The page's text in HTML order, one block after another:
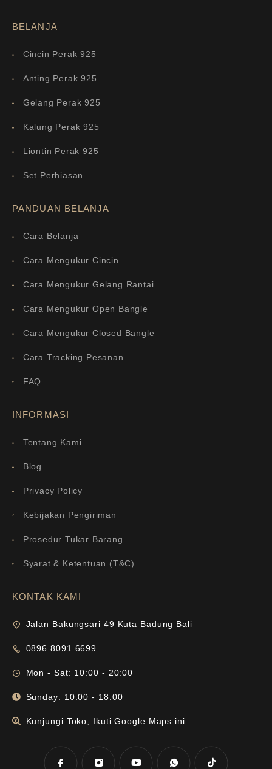
BELANJA
Cincin Perak 925
Anting Perak 925
Gelang Perak 925
Kalung Perak 925
Liontin Perak 925
Set Perhiasan
PANDUAN BELANJA
Cara Belanja
Cara Mengukur Cincin
Cara Mengukur Gelang Rantai
Cara Mengukur Open Bangle
Cara Mengukur Closed Bangle
Cara Tracking Pesanan
FAQ
INFORMASI
Tentang Kami
Blog
Privacy Policy
Kebijakan Pengiriman
Prosedur Tukar Barang
Syarat & Ketentuan (T&C)
KONTAK KAMI
Jalan Bakungsari 49 Kuta Badung Bali
0896 8091 6699
Mon - Sat: 10:00 - 20:00
Sunday: 10.00 - 18.00
Kunjungi Toko, Ikuti Google Maps ini